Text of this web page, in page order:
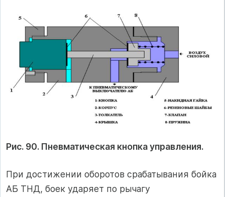
Рис. 90. Пневматическая кнопка управления.
При достижении оборотов срабатывания бойка
АБ ТНД, боек ударяет по рычагу